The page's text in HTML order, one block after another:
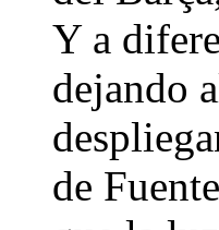
Y a
dejando
de